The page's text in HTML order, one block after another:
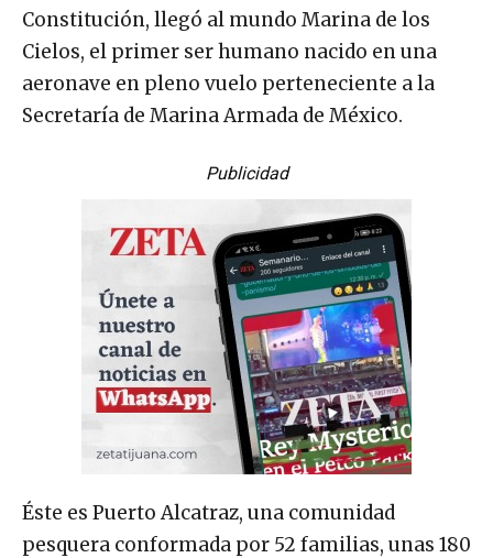
Constitución, llegó al mundo Marina de los
Cielos, el primer ser humano nacido en una
aeronave en pleno vuelo perteneciente a la
Secretaría de Marina Armada de México.
Publicidad
Éste es Puerto Alcatraz, una comunidad
pesquera conformada por 52 familias, unas 180